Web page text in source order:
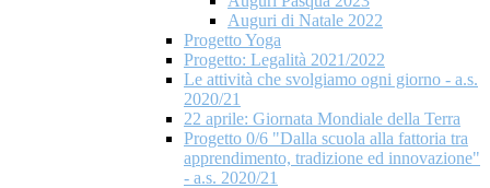
Auguri di Natale 2022
Progetto Yoga
Progetto: Legalità 2021/2022
Le attività che svolgiamo ogni giorno - a.s.
2020/21
22 aprile: Giornata Mondiale della Terra
Progetto 0/6 "Dalla scuola alla fattoria tra
apprendimento, tradizione ed innovazione"
- a.s. 2020/21